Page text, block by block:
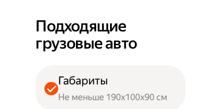
Подходящие
грузовые авто
Габариты
Не меньше 190х100х90 см